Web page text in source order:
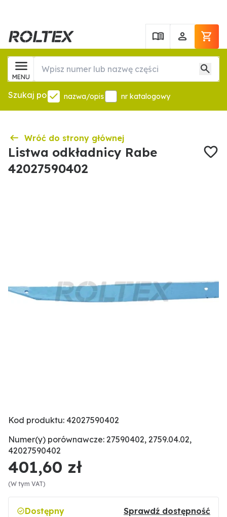
MENU
Szukaj po nazwa/opis nr katalogowy
Wróć do strony głównej
Listwa odkładnicy Rabe
42027590402
Kod produktu: 42027590402
Numer(y) porównawcze: 27590402, 2759.04.02,
42027590402
401,60 zł
(W tym VAT)
Dostępny Sprawdź dostępność